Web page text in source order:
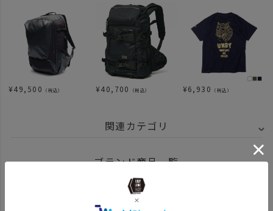
¥49,500 （税込） ¥40,700 （税込） ¥6,930 （税込）
関連カテゴリ
UNBY SELECT SNOW PEAK スノーピーク
アウトドア・キャンプ用品
UNBY SELECT SNOW PEAK スノーピーク
ブランド商品一覧